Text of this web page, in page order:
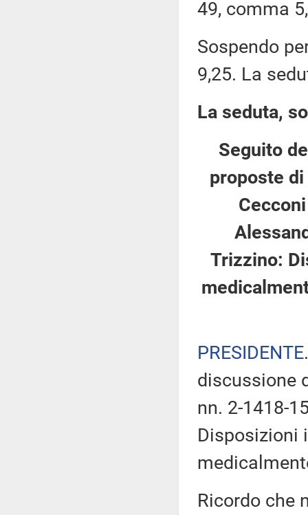
49, comma
Sospendo
9,25. La
La seduta,
Seguito
proposte
Trizzino:
PRESIDENTE
discussione
nn. 2-1418-
Disposizioni
Ricordo che